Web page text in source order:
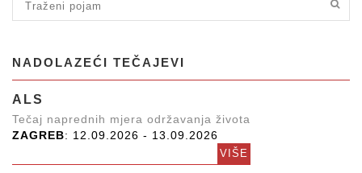
NADOLAZEĆI TEČAJEVI
ALS
Tečaj naprednih mjera održavanja života
ZAGREB: 12.09.2026 - 13.09.2026
VIŠE